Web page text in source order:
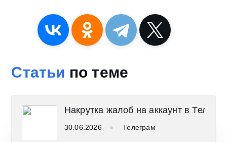
Статьи по теме
Накрутка жалоб на аккаунт в
30.06.2026 Телеграм